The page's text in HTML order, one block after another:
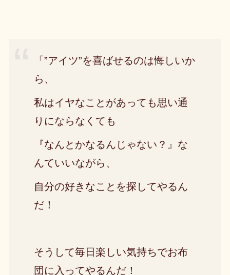
「”アイツ”を喜ばせるのは悔しいか
ら、
私はイヤなことがあっても思い通
りにならなくても
『なんとかなるんじゃない？』な
んていいながら、
自分の好きなことを探してやるん
だ！
そうして毎日楽しい気持ちでお布
団に入ってやるんだ！